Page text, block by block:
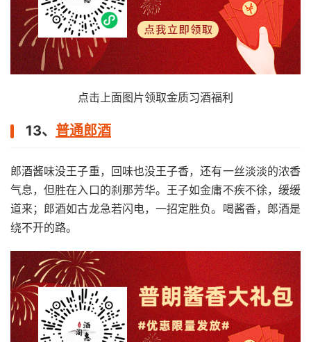
点击上面图片领取金质习酒福利
13、 普通郎酒
郎酒酱味没王子重，回味也没王子香，还有一丝淡淡的浓香
气息，但胜在入口的刹那芳华。王子如金庸不疾不徐，缓缓
道来；郎酒如古龙急若闪电，一招定胜负。喝酱香，郎酒是
绕不开的路。